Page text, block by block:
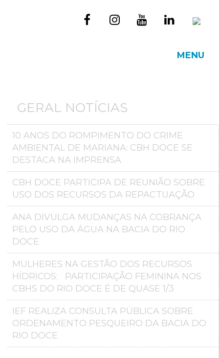
MENU
GERAL NOTÍCIAS
10 ANOS DO ROMPIMENTO DO CRIME
AMBIENTAL DE MARIANA: CBH DOCE SE
DESTACA NA IMPRENSA
CBH DOCE PARTICIPA DE REUNIÃO SOBRE
USO DOS RECURSOS DA REPACTUAÇÃO
ANA DIVULGA MUDANÇAS NA COBRANÇA
PELO USO DA ÁGUA NA BACIA DO RIO
DOCE
MULHERES NA GESTÃO DOS RECURSOS
HÍDRICOS: PARTICIPAÇÃO FEMININA NOS
CBHS DO RIO DOCE É DE QUASE 1/3
IEF REALIZA CONSULTA PÚBLICA SOBRE
ORDENAMENTO PESQUEIRO DA BACIA DO
RIO DOCE